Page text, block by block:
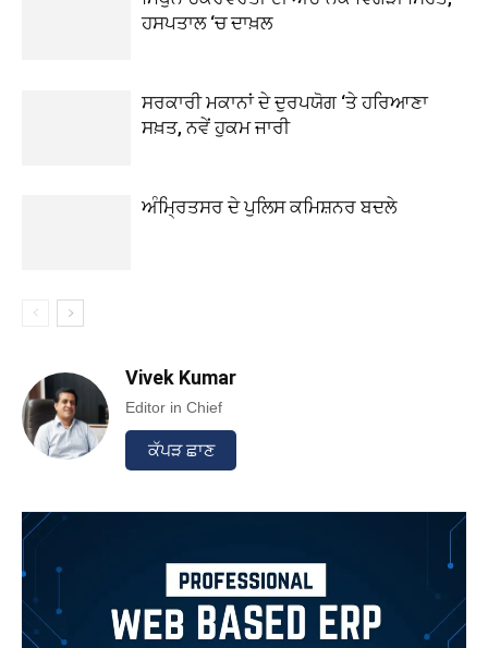
ਹਸਪਤਾਲ ‘ਚ ਦਾਖ਼ਲ
ਸਰਕਾਰੀ ਮਕਾਨਾਂ ਦੇ ਦੁਰਪਯੋਗ ‘ਤੇ ਹਰਿਆਣਾ
ਸਖ਼ਤ, ਨਵੇਂ ਹੁਕਮ ਜਾਰੀ
ਅੰਮ੍ਰਿਤਸਰ ਦੇ ਪੁਲਿਸ ਕਮਿਸ਼ਨਰ ਬਦਲੇ
Vivek Kumar
Editor in Chief
ਕੱਪੜ ਛਾਣ